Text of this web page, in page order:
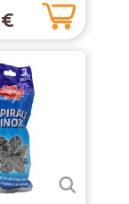
06/04/2020